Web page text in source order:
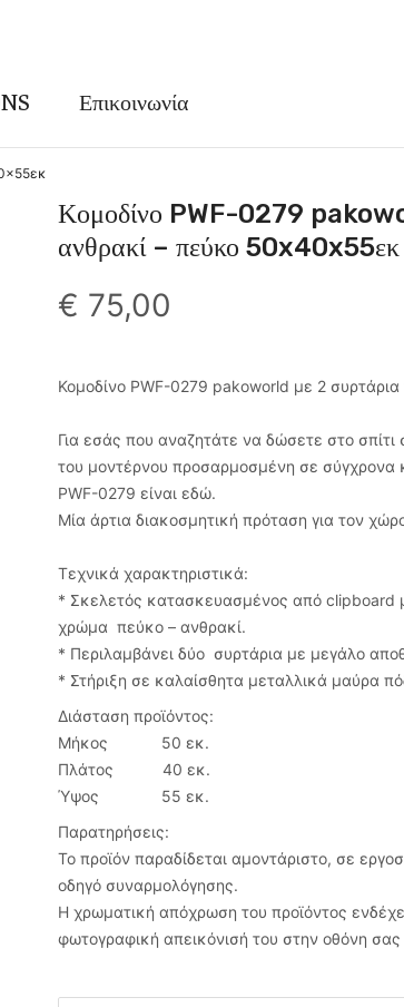
Επικοινωνία
Κομοδίνο PWF-0279
ανθρακί – πεύκο 50x40x55εκ
€ 75,00
Κομοδίνο PWF-0279 pakoworld με 2
Για εσάς που αναζητάτε να δώσετε στο σπίτι
του μοντέρνου προσαρμοσμένη σε σύγχρονα
PWF-0279 είναι εδώ.
Μία άρτια διακοσμητική πρόταση για τον
Τεχνικά χαρακτηριστικά:
* Σκελετός κατασκευασμένος από clipboard
χρώμα πεύκο – ανθρακί.
* Περιλαμβάνει δύο συρτάρια με μεγάλο
* Στήριξη σε καλαίσθητα μεταλλικά μαύρα
Διάσταση προϊόντος:
Μήκος 50 εκ.
Πλάτος 40 εκ.
Ύψος 55 εκ.
Παρατηρήσεις:
Το προϊόν παραδίδεται αμοντάριστο, σε
οδηγό συναρμολόγησης.
Η χρωματική απόχρωση του προϊόντος
φωτογραφική απεικόνισή του στην οθόνη σας